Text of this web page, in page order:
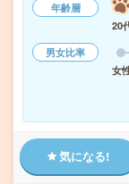
年齢層
20
男女比率
女
気になる!